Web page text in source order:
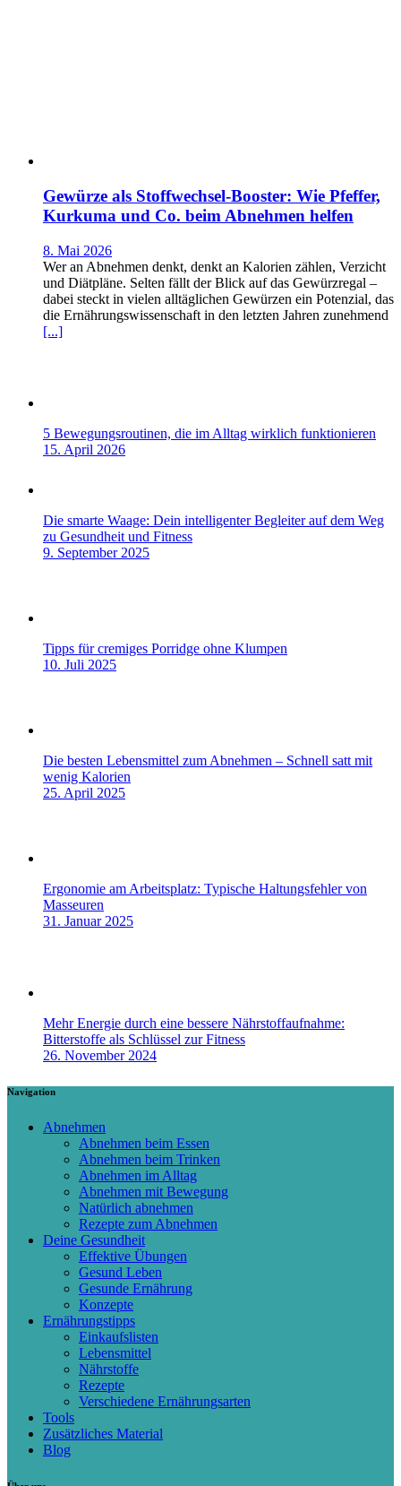
Gewürze als Stoffwechsel-Booster: Wie Pfeffer,
Kurkuma und Co. beim Abnehmen helfen
8. Mai 2026
Wer an Abnehmen denkt, denkt an Kalorien zählen, Verzicht
und Diätpläne. Selten fällt der Blick auf das Gewürzregal –
dabei steckt in vielen alltäglichen Gewürzen ein Potenzial, das
die Ernährungswissenschaft in den letzten Jahren zunehmend
[...]
5 Bewegungsroutinen, die im Alltag wirklich funktionieren
15. April 2026
Die smarte Waage: Dein intelligenter Begleiter auf dem Weg
zu Gesundheit und Fitness
9. September 2025
Tipps für cremiges Porridge ohne Klumpen
10. Juli 2025
Die besten Lebensmittel zum Abnehmen – Schnell satt mit
wenig Kalorien
25. April 2025
Ergonomie am Arbeitsplatz: Typische Haltungsfehler von
Masseuren
31. Januar 2025
Mehr Energie durch eine bessere Nährstoffaufnahme:
Bitterstoffe als Schlüssel zur Fitness
26. November 2024
Navigation
Abnehmen
Abnehmen beim Essen
Abnehmen beim Trinken
Abnehmen im Alltag
Abnehmen mit Bewegung
Natürlich abnehmen
Rezepte zum Abnehmen
Deine Gesundheit
Effektive Übungen
Gesund Leben
Gesunde Ernährung
Konzepte
Ernährungstipps
Einkaufslisten
Lebensmittel
Nährstoffe
Rezepte
Verschiedene Ernährungsarten
Tools
Zusätzliches Material
Blog